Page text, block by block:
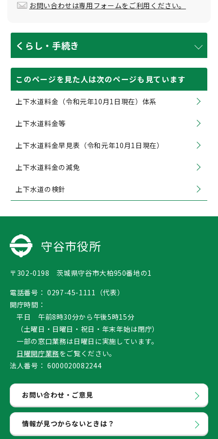
お問い合わせは専用フォームをご利用ください。
くらし・手続き
このページを見た人は次のページも見ています
上下水道料金（令和元年10月1日現在）体系
上下水道料金等
上下水道料金早見表（令和元年10月1日現在）
上下水道料金の減免
上下水道の検針
守谷市役所
〒302-0198 茨城県守谷市大柏950番地の1
電話番号： 0297-45-1111（代表）
開庁時間：
平日 午前8時30分から午後5時15分
（土曜日・日曜日・祝日・年末年始は閉庁）
一部の窓口業務は日曜日に実施しています。
日曜開庁業務をご覧ください。
法人番号： 6000020082244
お問い合わせ・ご意見
情報が見つからないときは？